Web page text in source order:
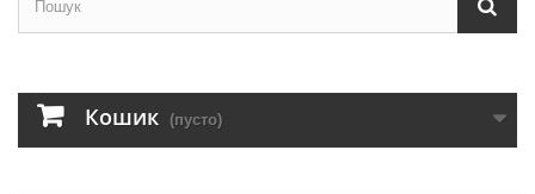
Кошик (пусто)